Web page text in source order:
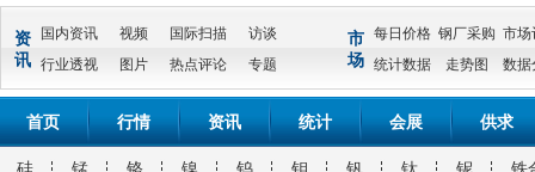
资
讯
国内资讯 视频 国际扫描
访谈
行业透视
图片 热点评论 专题
市
场
每日价格 钢厂采购 市场
统计数据
走势图 数据
首页 行情 资讯 统计 会展 供求